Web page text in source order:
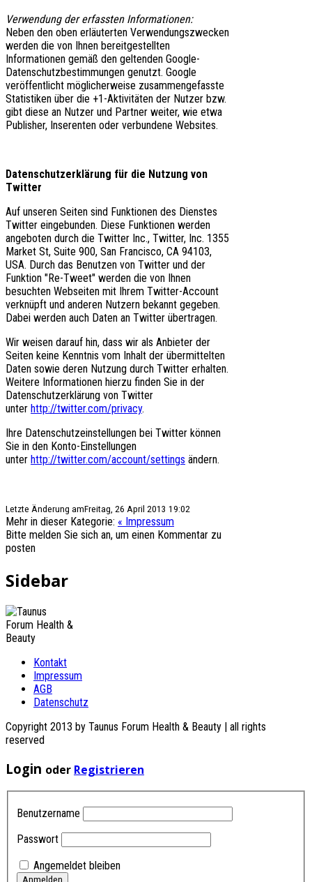
Verwendung der erfassten Informationen:
Neben den oben erläuterten Verwendungszwecken
werden die von Ihnen bereitgestellten
Informationen gemäß den geltenden Google-
Datenschutzbestimmungen genutzt. Google
veröffentlicht möglicherweise zusammengefasste
Statistiken über die +1-Aktivitäten der Nutzer bzw.
gibt diese an Nutzer und Partner weiter, wie etwa
Publisher, Inserenten oder verbundene Websites.
Datenschutzerklärung für die Nutzung von
Twitter
Auf unseren Seiten sind Funktionen des Dienstes
Twitter eingebunden. Diese Funktionen werden
angeboten durch die Twitter Inc., Twitter, Inc. 1355
Market St, Suite 900, San Francisco, CA 94103,
USA. Durch das Benutzen von Twitter und der
Funktion "Re-Tweet" werden die von Ihnen
besuchten Webseiten mit Ihrem Twitter-Account
verknüpft und anderen Nutzern bekannt gegeben.
Dabei werden auch Daten an Twitter übertragen.
Wir weisen darauf hin, dass wir als Anbieter der
Seiten keine Kenntnis vom Inhalt der übermittelten
Daten sowie deren Nutzung durch Twitter erhalten.
Weitere Informationen hierzu finden Sie in der
Datenschutzerklärung von Twitter
unter http://twitter.com/privacy.
Ihre Datenschutzeinstellungen bei Twitter können
Sie in den Konto-Einstellungen
unter http://twitter.com/account/settings ändern.
Letzte Änderung amFreitag, 26 April 2013 19:02
Mehr in dieser Kategorie: « Impressum
Bitte melden Sie sich an, um einen Kommentar zu
posten
Sidebar
Kontakt
Impressum
AGB
Datenschutz
Copyright 2013 by Taunus Forum Health & Beauty | all rights
reserved
Login oder Registrieren
Benutzername
Passwort
Angemeldet bleiben